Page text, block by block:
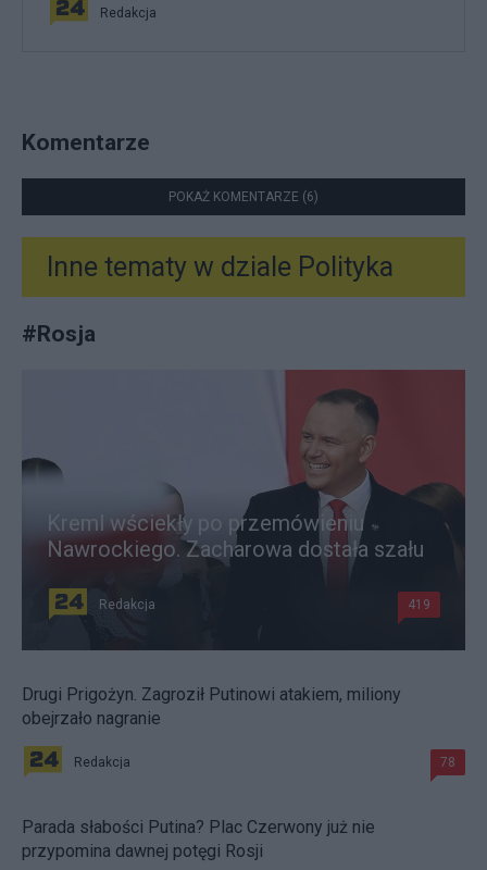
Redakcja
Komentarze
POKAŻ KOMENTARZE (6)
Inne tematy w dziale Polityka
#Rosja
Kreml wściekły po przemówieniu
Nawrockiego. Zacharowa dostała szału
Redakcja 419
Drugi Prigożyn. Zagroził Putinowi atakiem, miliony
obejrzało nagranie
Redakcja 78
Parada słabości Putina? Plac Czerwony już nie
przypomina dawnej potęgi Rosji